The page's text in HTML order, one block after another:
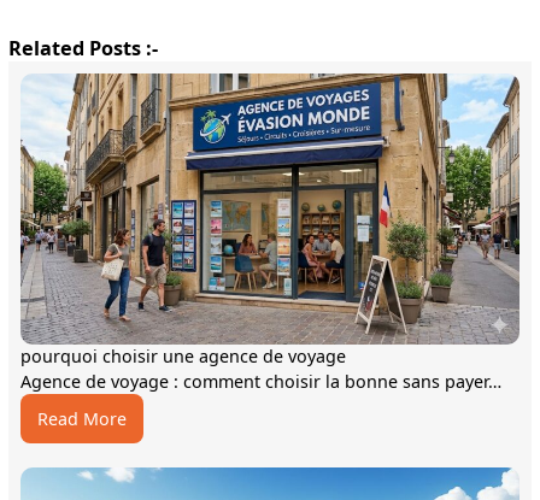
Related Posts :-
pourquoi choisir une agence de voyage
Agence de voyage : comment choisir la bonne sans payer…
Read More:
pourquoi
choisir